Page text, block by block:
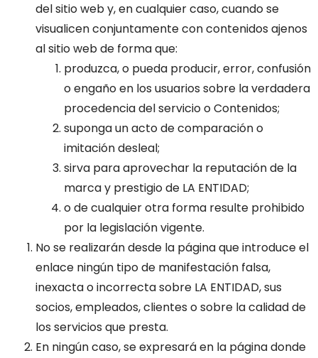
del sitio web y, en cualquier caso, cuando se
visualicen conjuntamente con contenidos ajenos
al sitio web de forma que:
produzca, o pueda producir, error, confusión
o engaño en los usuarios sobre la verdadera
procedencia del servicio o Contenidos;
suponga un acto de comparación o
imitación desleal;
sirva para aprovechar la reputación de la
marca y prestigio de LA ENTIDAD;
o de cualquier otra forma resulte prohibido
por la legislación vigente.
No se realizarán desde la página que introduce el
enlace ningún tipo de manifestación falsa,
inexacta o incorrecta sobre LA ENTIDAD, sus
socios, empleados, clientes o sobre la calidad de
los servicios que presta.
En ningún caso, se expresará en la página donde